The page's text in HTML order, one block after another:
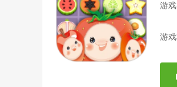
游
游戏